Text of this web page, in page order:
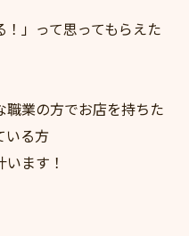
」って思ってもらえた
職業の方でお店を持ちた
いる方
ます！